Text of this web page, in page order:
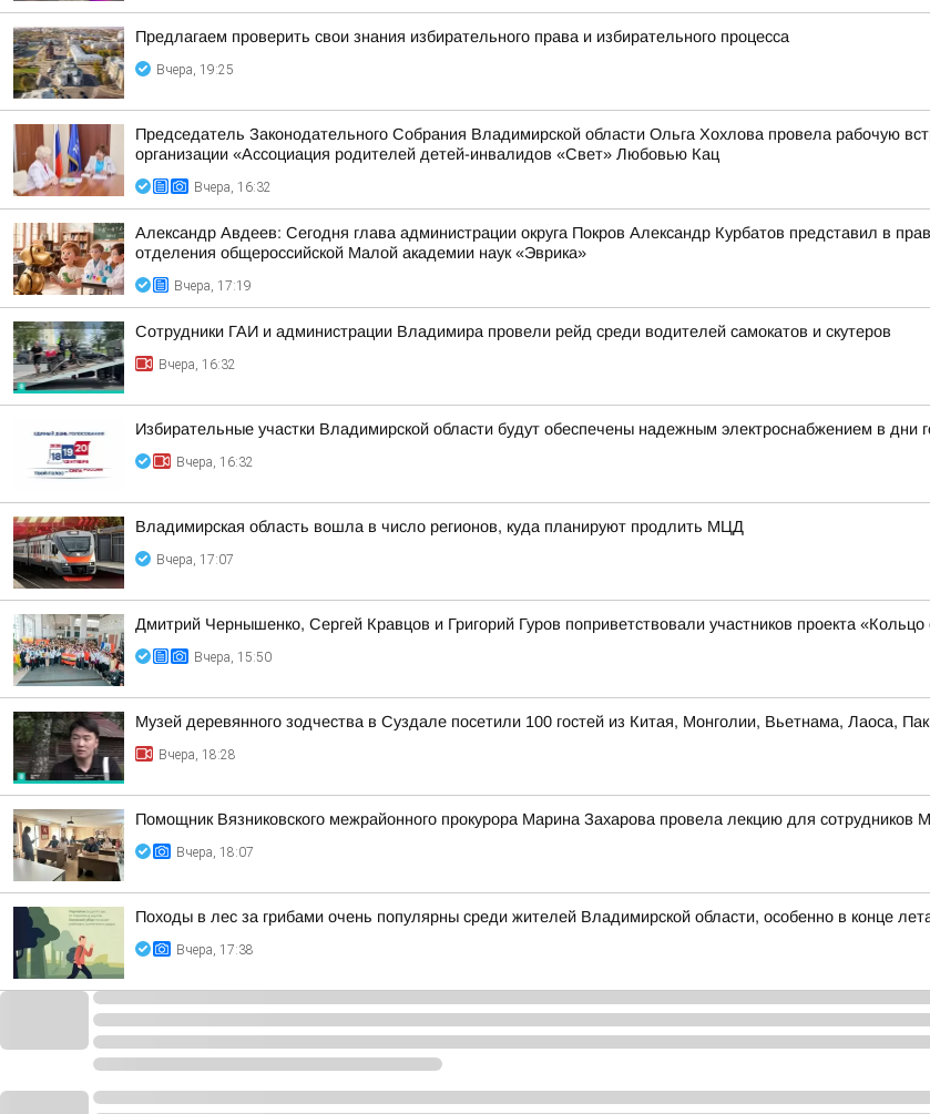
Предлагаем проверить свои знания избирательного права и избирательного процесса
Вчера, 19:25
Председатель Законодательного Собрания Владимирской области Ольга Хохлова провела рабочую
организации «Ассоциация родителей детей-инвалидов «Свет» Любовью Кац
Вчера, 16:32
Александр Авдеев: Сегодня глава администрации округа Покров Александр Курбатов представил в
отделения общероссийской Малой академии наук «Эврика»
Вчера, 17:19
Сотрудники ГАИ и администрации Владимира провели рейд среди водителей самокатов и скутеров
Вчера, 16:32
Избирательные участки Владимирской области будут обеспечены надежным электроснабжением в дни
Вчера, 16:32
Владимирская область вошла в число регионов, куда планируют продлить МЦД
Вчера, 17:07
Дмитрий Чернышенко, Сергей Кравцов и Григорий Гуров поприветствовали участников проекта «Кольцо
Вчера, 15:50
Музей деревянного зодчества в Суздале посетили 100 гостей из Китая, Монголии, Вьетнама, Лаоса,
Вчера, 18:28
Помощник Вязниковского межрайонного прокурора Марина Захарова провела лекцию для сотрудников
Вчера, 18:07
Походы в лес за грибами очень популярны среди жителей Владимирской области, особенно в конце
Вчера, 17:38